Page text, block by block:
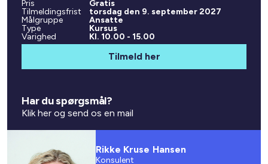
Pris
Gratis
Tilmeldingsfrist
torsdag den 9. september 2027
Målgruppe
Ansatte
Type
Kursus
Varighed
Kl. 10.00 - 15.00
Tilmeld her
Har du spørgsmål?
Klik her og send os en mail
Rikke Kruse Hansen
Konsulent